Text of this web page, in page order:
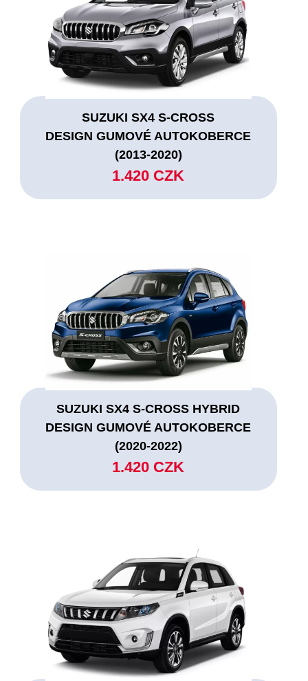
SUZUKI SX4 S-CROSS
DESIGN GUMOVÉ AUTOKOBERCE
(2013-2020)
1.420 CZK
SUZUKI SX4 S-CROSS HYBRID
DESIGN GUMOVÉ AUTOKOBERCE
(2020-2022)
1.420 CZK